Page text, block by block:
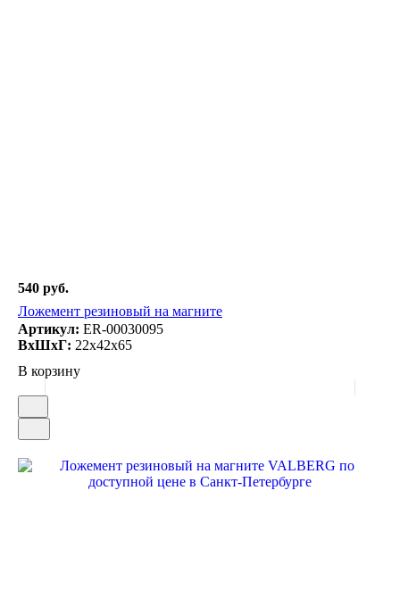
540 руб.
Ложемент резиновый на магните
Артикул: ER-00030095
ВxШxГ: 22x42x65
В корзину